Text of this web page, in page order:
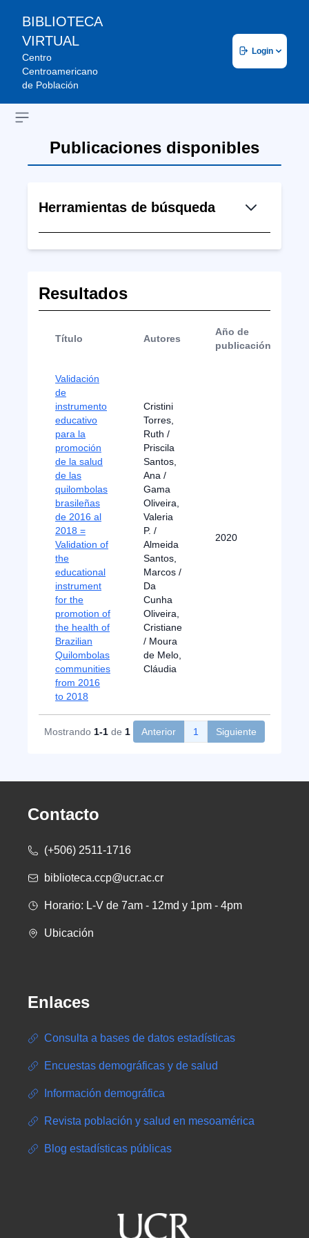
BIBLIOTECA
VIRTUAL
Centro
Centroamericano
de Población
Login
Open sidebar
Publicaciones disponibles
Herramientas de búsqueda
Resultados
Título Autores
Año de
publicación
Validación
de
instrumento
educativo
para la
promoción
de la salud
de las
quilombolas
brasileñas
de 2016 al
2018 =
Validation of
the
educational
instrument
for the
promotion of
the health of
Brazilian
Quilombolas
communities
from 2016
to 2018
Cristini
Torres,
Ruth /
Priscila
Santos,
Ana /
Gama
Oliveira,
Valeria
P. /
Almeida
Santos,
Marcos /
Da
Cunha
Oliveira,
Cristiane
/ Moura
de Melo,
Cláudia
2020
Mostrando 1-1 de 1 Anterior 1 Siguiente
Contacto
(+506) 2511-1716
biblioteca.ccp@ucr.ac.cr
Horario: L-V de 7am - 12md y 1pm - 4pm
Ubicación
Enlaces
Consulta a bases de datos estadísticas
Encuestas demográficas y de salud
Información demográfica
Revista población y salud en mesoamérica
Blog estadísticas públicas